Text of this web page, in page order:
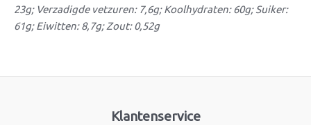
23g; Verzadigde vetzuren: 7,6g; Koolhydraten: 60g; Suiker:
61g; Eiwitten: 8,7g; Zout: 0,52g
Klantenservice